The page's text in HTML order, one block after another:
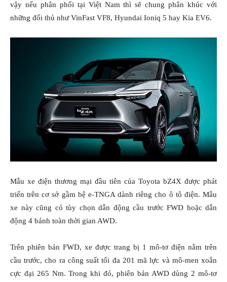
vậy nếu phân phối tại Việt Nam thì sẽ chung phân khúc với
những đối thủ như VinFast VF8, Hyundai Ioniq 5 hay Kia EV6.
Mẫu xe điện thương mại đầu tiên của Toyota bZ4X được phát
triển trên cơ sở gầm bệ e-TNGA dành riêng cho ô tô điện. Mẫu
xe này cũng có tùy chọn dẫn động cầu trước FWD hoặc dẫn
động 4 bánh toàn thời gian AWD.
Trên phiên bản FWD, xe được trang bị 1 mô-tơ điện nằm trên
cầu trước, cho ra công suất tối đa 201 mã lực và mô-men xoắn
cực đại 265 Nm. Trong khi đó, phiên bản AWD dùng 2 mô-tơ